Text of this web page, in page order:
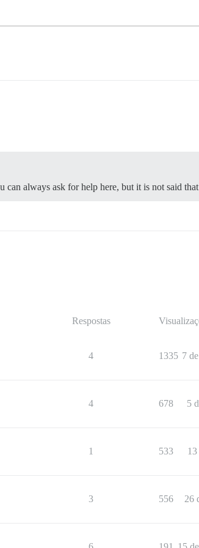
always ask for help here, but it is not said
Respostas
4 1335 7
4 678 5
1 533
3 556 26